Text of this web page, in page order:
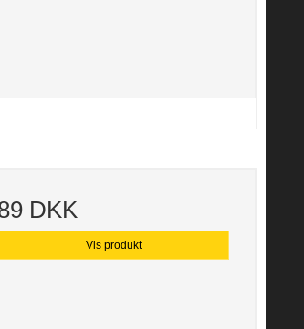
DKK
Vis produkt